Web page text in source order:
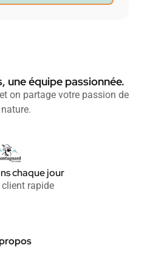
une équipe passionnée.
on partage votre passion de
chaque jour
client rapide